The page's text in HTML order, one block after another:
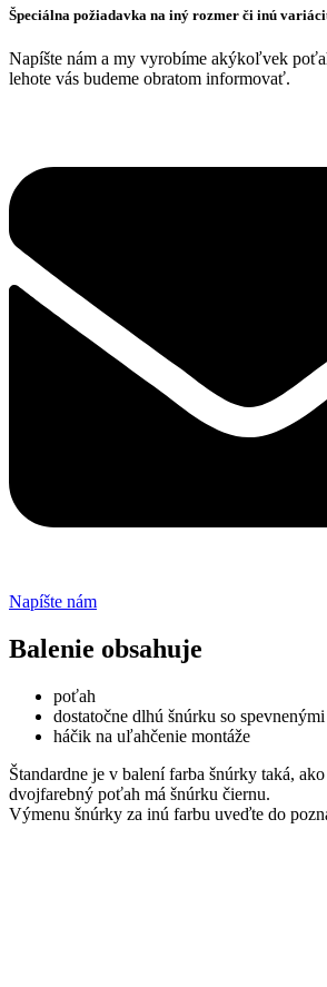
1,90 €
2,00 €
has
variants.
The
options
on
Špeciálna požiadavka na iný rozmer či inú
Napíšte nám a my vyrobíme akýkoľvek
lehote vás budeme obratom informovať.
Napíšte nám
Balenie obsahuje
poťah
dostatočne dlhú šnúrku so
háčik na uľahčenie montáže
Štandardne je v balení farba šnúrky taká,
dvojfarebný poťah má šnúrku čiernu.
Výmenu šnúrky za inú farbu uveďte do